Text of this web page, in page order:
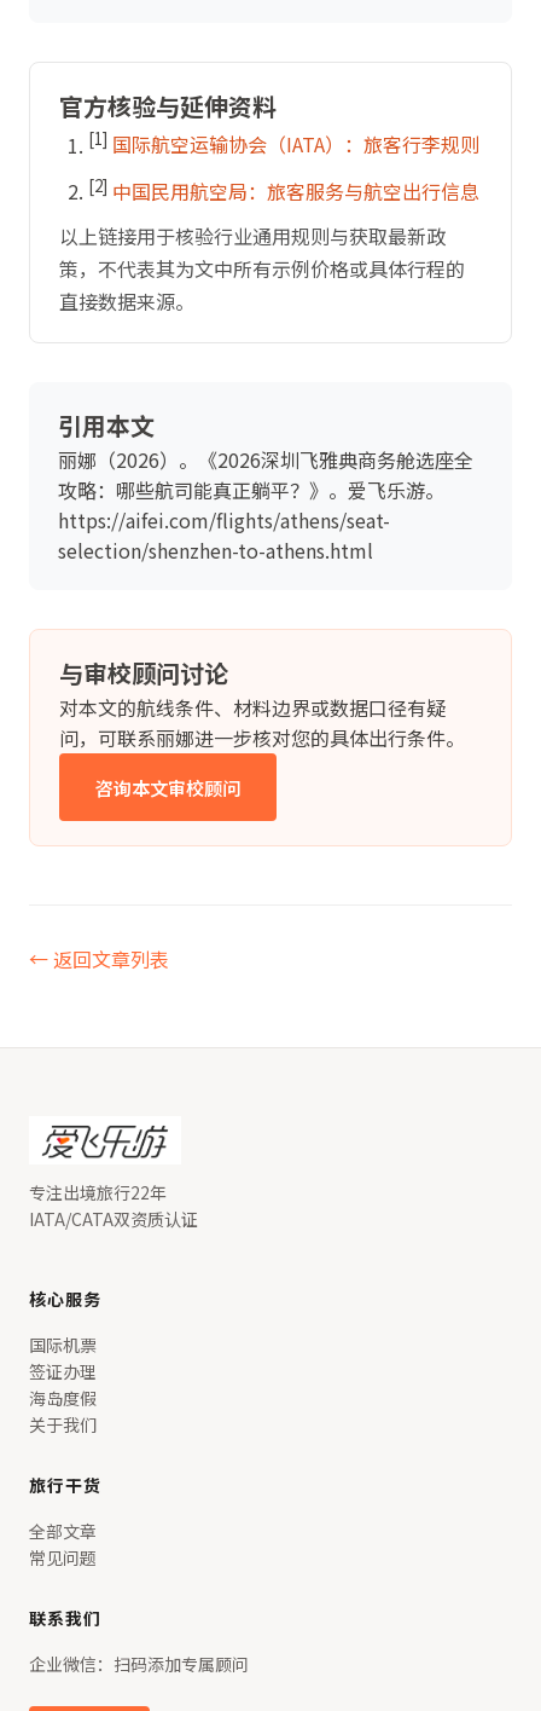
官方核验与延伸资料
[1] 国际航空运输协会（IATA）：旅客行李规则
[2] 中国民用航空局：旅客服务与航空出行信息
以上链接用于核验行业通用规则与获取最新政
策，不代表其为文中所有示例价格或具体行程的
直接数据来源。
引用本文
丽娜（2026）。《2026深圳飞雅典商务舱选座全
攻略：哪些航司能真正躺平？》。爱飞乐游。
https://aifei.com/flights/athens/seat-
selection/shenzhen-to-athens.html
与审校顾问讨论
对本文的航线条件、材料边界或数据口径有疑
问，可联系丽娜进一步核对您的具体出行条件。
咨询本文审校顾问
← 返回文章列表
专注出境旅行22年
IATA/CATA双资质认证
核心服务
国际机票
签证办理
海岛度假
关于我们
旅行干货
全部文章
常见问题
联系我们
企业微信：扫码添加专属顾问